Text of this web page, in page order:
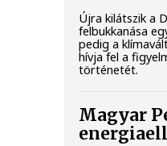
Újra kilátszik a
felbukkanása
pedig a
hívja fel a
történetét.
Magyar